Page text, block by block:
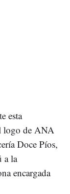
esta
logo de ANA
Doce Píos,
a la
encargada